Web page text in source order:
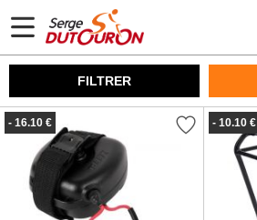
FILTRER
- 16.10 € - 10.10 €